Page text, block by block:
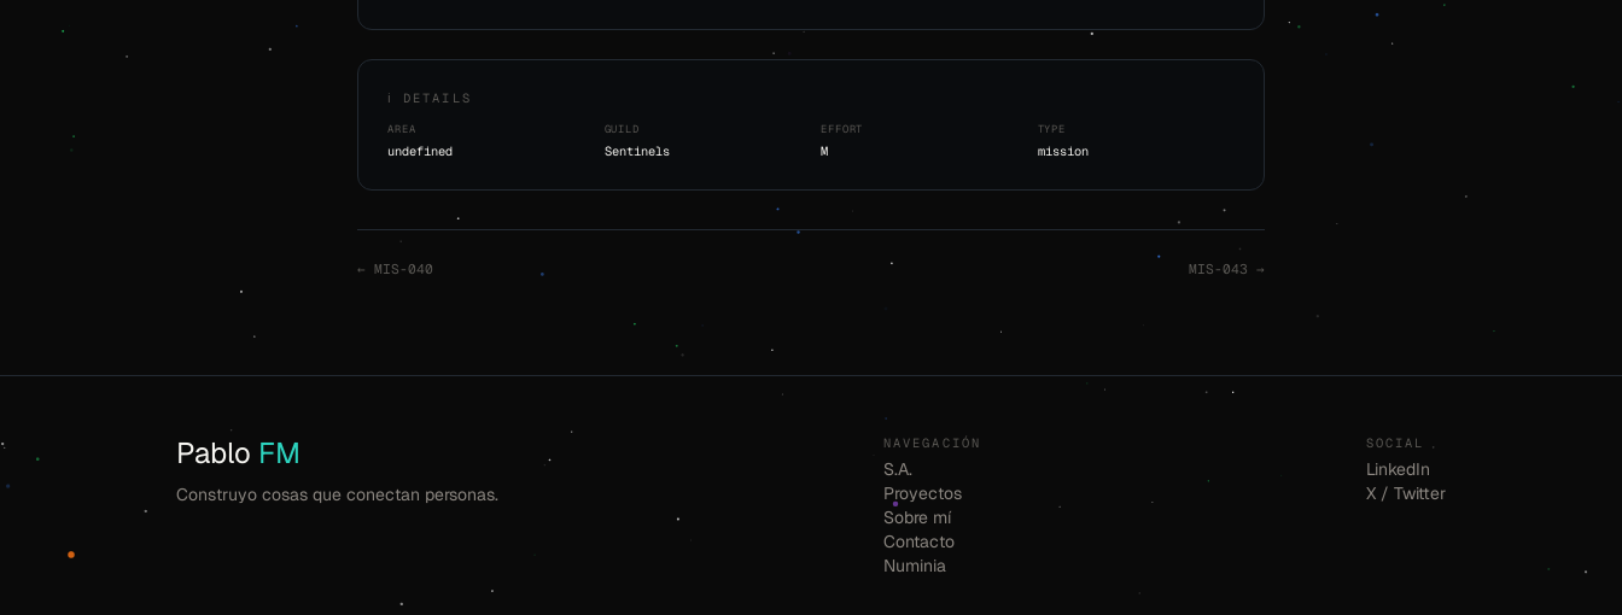
ℹ️ DETAILS
AREA
undefined
GUILD
Sentinels
EFFORT
M
TYPE
mission
← MIS-040 MIS-043 →
Pablo FM
Construyo cosas que conectan personas.
NAVEGACIÓN
S.A.
Proyectos
Sobre mí
Contacto
Numinia
SOCIAL
LinkedIn
X / Twitter